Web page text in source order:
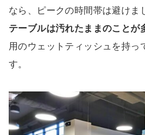
なら、ピークの時間帯は避けま
テーブルは汚れたままのことが
用のウェットティッシュを持っ
す。